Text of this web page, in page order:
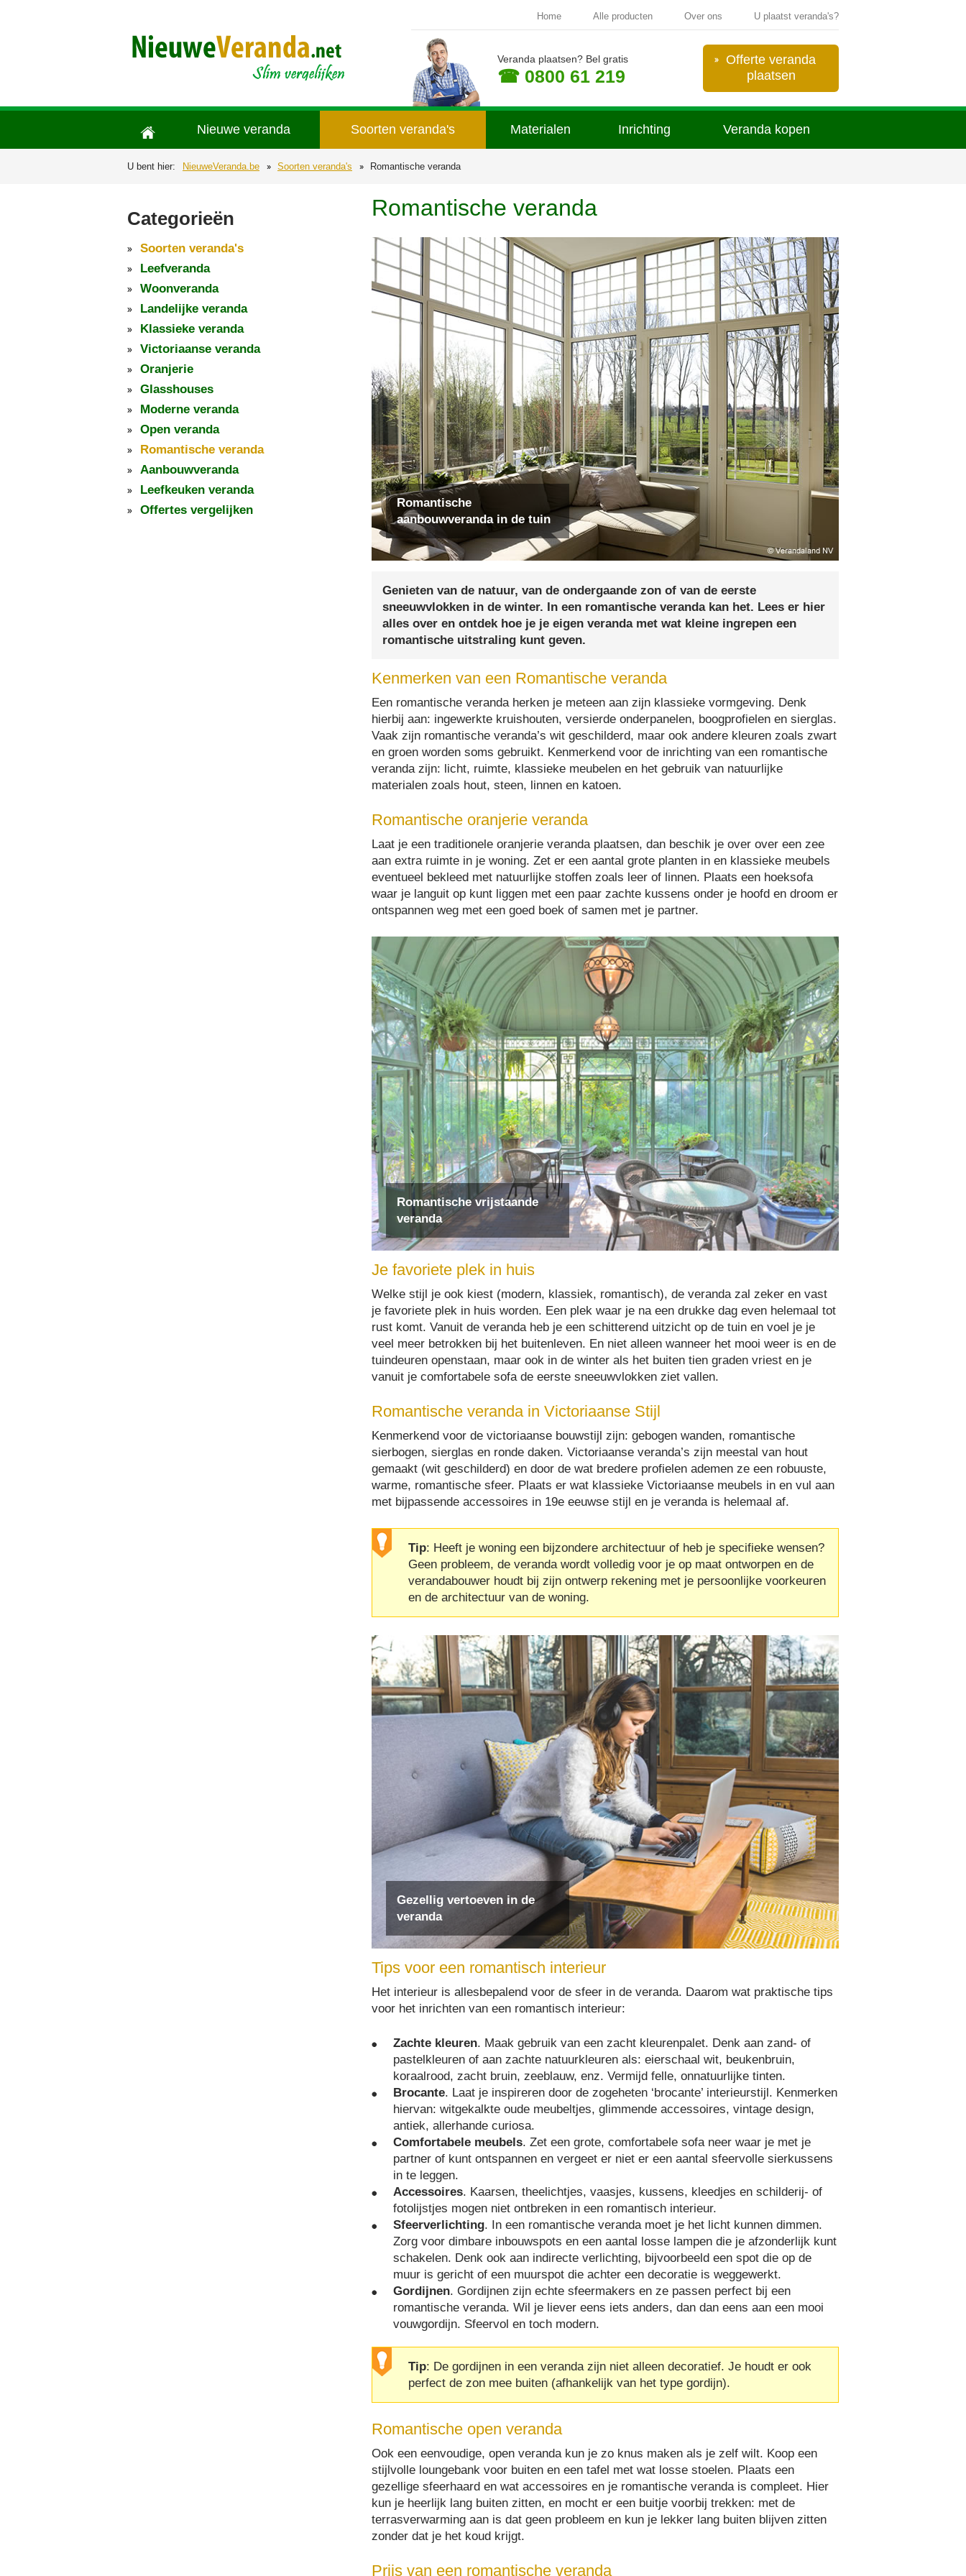
Home Alle producten Over ons U plaatst veranda's?
Offerte veranda
plaatsen
Veranda plaatsen? Bel gratis
☎ 0800 61 219
Nieuwe veranda Soorten veranda's Materialen Inrichting Veranda kopen
U bent hier: NieuweVeranda.be Soorten veranda's Romantische veranda
Romantische veranda
Romantische
aanbouwveranda in de tuin
Genieten van de natuur, van de ondergaande zon of van de eerste
sneeuwvlokken in de winter. In een romantische veranda kan het. Lees er hier
alles over en ontdek hoe je je eigen veranda met wat kleine ingrepen een
romantische uitstraling kunt geven.
Kenmerken van een Romantische veranda
Een romantische veranda herken je meteen aan zijn klassieke vormgeving. Denk
hierbij aan: ingewerkte kruishouten, versierde onderpanelen, boogprofielen en sierglas.
Vaak zijn romantische veranda’s wit geschilderd, maar ook andere kleuren zoals zwart
en groen worden soms gebruikt. Kenmerkend voor de inrichting van een romantische
veranda zijn: licht, ruimte, klassieke meubelen en het gebruik van natuurlijke
materialen zoals hout, steen, linnen en katoen.
Romantische oranjerie veranda
Laat je een traditionele oranjerie veranda plaatsen, dan beschik je over over een zee
aan extra ruimte in je woning. Zet er een aantal grote planten in en klassieke meubels
eventueel bekleed met natuurlijke stoffen zoals leer of linnen. Plaats een hoeksofa
waar je languit op kunt liggen met een paar zachte kussens onder je hoofd en droom er
ontspannen weg met een goed boek of samen met je partner.
Romantische vrijstaande
veranda
Je favoriete plek in huis
Welke stijl je ook kiest (modern, klassiek, romantisch), de veranda zal zeker en vast
je favoriete plek in huis worden. Een plek waar je na een drukke dag even helemaal tot
rust komt. Vanuit de veranda heb je een schitterend uitzicht op de tuin en voel je je
veel meer betrokken bij het buitenleven. En niet alleen wanneer het mooi weer is en de
tuindeuren openstaan, maar ook in de winter als het buiten tien graden vriest en je
vanuit je comfortabele sofa de eerste sneeuwvlokken ziet vallen.
Romantische veranda in Victoriaanse Stijl
Kenmerkend voor de victoriaanse bouwstijl zijn: gebogen wanden, romantische
sierbogen, sierglas en ronde daken. Victoriaanse veranda’s zijn meestal van hout
gemaakt (wit geschilderd) en door de wat bredere profielen ademen ze een robuuste,
warme, romantische sfeer. Plaats er wat klassieke Victoriaanse meubels in en vul aan
met bijpassende accessoires in 19e eeuwse stijl en je veranda is helemaal af.
Tip: Heeft je woning een bijzondere architectuur of heb je specifieke wensen?
Geen probleem, de veranda wordt volledig voor je op maat ontworpen en de
verandabouwer houdt bij zijn ontwerp rekening met je persoonlijke voorkeuren
en de architectuur van de woning.
Gezellig vertoeven in de
veranda
Tips voor een romantisch interieur
Het interieur is allesbepalend voor de sfeer in de veranda. Daarom wat praktische tips
voor het inrichten van een romantisch interieur:
Zachte kleuren. Maak gebruik van een zacht kleurenpalet. Denk aan zand- of
pastelkleuren of aan zachte natuurkleuren als: eierschaal wit, beukenbruin,
koraalrood, zacht bruin, zeeblauw, enz. Vermijd felle, onnatuurlijke tinten.
Brocante. Laat je inspireren door de zogeheten ‘brocante’ interieurstijl. Kenmerken
hiervan: witgekalkte oude meubeltjes, glimmende accessoires, vintage design,
antiek, allerhande curiosa.
Comfortabele meubels. Zet een grote, comfortabele sofa neer waar je met je
partner of kunt ontspannen en vergeet er niet er een aantal sfeervolle sierkussens
in te leggen.
Accessoires. Kaarsen, theelichtjes, vaasjes, kussens, kleedjes en schilderij- of
fotolijstjes mogen niet ontbreken in een romantisch interieur.
Sfeerverlichting. In een romantische veranda moet je het licht kunnen dimmen.
Zorg voor dimbare inbouwspots en een aantal losse lampen die je afzonderlijk kunt
schakelen. Denk ook aan indirecte verlichting, bijvoorbeeld een spot die op de
muur is gericht of een muurspot die achter een decoratie is weggewerkt.
Gordijnen. Gordijnen zijn echte sfeermakers en ze passen perfect bij een
romantische veranda. Wil je liever eens iets anders, dan dan eens aan een mooi
vouwgordijn. Sfeervol en toch modern.
Tip: De gordijnen in een veranda zijn niet alleen decoratief. Je houdt er ook
perfect de zon mee buiten (afhankelijk van het type gordijn).
Romantische open veranda
Ook een eenvoudige, open veranda kun je zo knus maken als je zelf wilt. Koop een
stijlvolle loungebank voor buiten en een tafel met wat losse stoelen. Plaats een
gezellige sfeerhaard en wat accessoires en je romantische veranda is compleet. Hier
kun je heerlijk lang buiten zitten, en mocht er een buitje voorbij trekken: met de
terrasverwarming aan is dat geen probleem en kun je lekker lang buiten blijven zitten
zonder dat je het koud krijgt.
Prijs van een romantische veranda
Categorieën
Soorten veranda's
Leefveranda
Woonveranda
Landelijke veranda
Klassieke veranda
Victoriaanse veranda
Oranjerie
Glasshouses
Moderne veranda
Open veranda
Romantische veranda
Aanbouwveranda
Leefkeuken veranda
Offertes vergelijken